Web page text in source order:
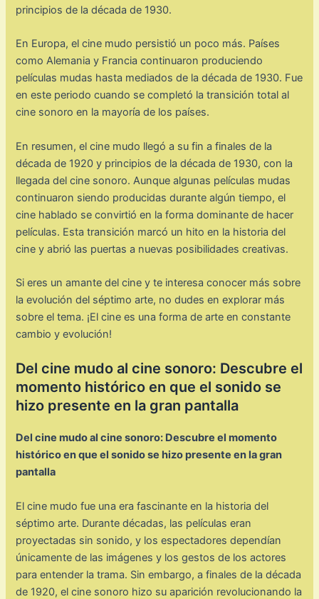
principios de la década de 1930.
En Europa, el cine mudo persistió un poco más. Países
como Alemania y Francia continuaron produciendo
películas mudas hasta mediados de la década de 1930. Fue
en este periodo cuando se completó la transición total al
cine sonoro en la mayoría de los países.
En resumen, el cine mudo llegó a su fin a finales de la
década de 1920 y principios de la década de 1930, con la
llegada del cine sonoro. Aunque algunas películas mudas
continuaron siendo producidas durante algún tiempo, el
cine hablado se convirtió en la forma dominante de hacer
películas. Esta transición marcó un hito en la historia del
cine y abrió las puertas a nuevas posibilidades creativas.
Si eres un amante del cine y te interesa conocer más sobre
la evolución del séptimo arte, no dudes en explorar más
sobre el tema. ¡El cine es una forma de arte en constante
cambio y evolución!
Del cine mudo al cine sonoro: Descubre el
momento histórico en que el sonido se
hizo presente en la gran pantalla
Del cine mudo al cine sonoro: Descubre el momento
histórico en que el sonido se hizo presente en la gran
pantalla
El cine mudo fue una era fascinante en la historia del
séptimo arte. Durante décadas, las películas eran
proyectadas sin sonido, y los espectadores dependían
únicamente de las imágenes y los gestos de los actores
para entender la trama. Sin embargo, a finales de la década
de 1920, el cine sonoro hizo su aparición revolucionando la